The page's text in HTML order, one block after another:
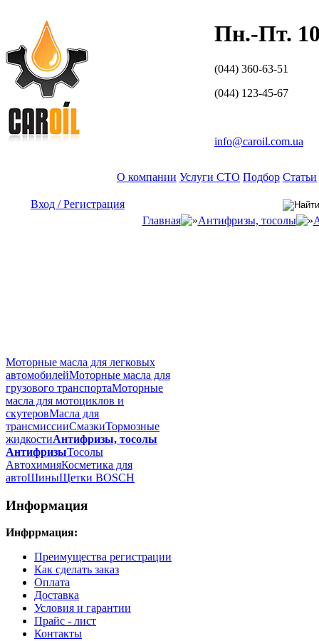
Пн.-Пт.
(044) 360-63-51
(044) 123-45-67
info@caroil.com.ua
О компании Услуги СТО Подбор Статьи
Вход / Регистрация
Главная
Антифризы, тосолы
Моторные масла для легковых
автомобилейМоторные масла для
грузового транспортаМоторные
масла для мотоциклов и
скутеровМасла для
трансмиссииСмазкиТормозные
жидкостиАнтифризы, тосолы
АнтифризыТосолы
АвтохимияКосметика для
автоШиныЩетки BOSCH
Информация
Инфррмация:
Преимущества регистрации
Как сделать заказ
Оплата
Доставка
Условия и гарантии
Прайс - лист
Контакты